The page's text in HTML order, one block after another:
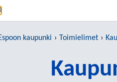
kaupunki Toimielimet